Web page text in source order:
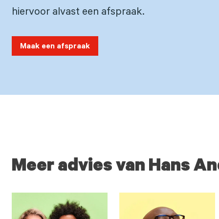
hiervoor alvast een afspraak.
Maak een afspraak
Meer advies van Hans